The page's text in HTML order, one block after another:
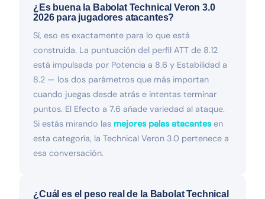
¿Es buena la Babolat Technical Veron 3.0
2026 para jugadores atacantes?
Sí, eso es exactamente para lo que está
construida. La puntuación del perfil ATT de 8.12
está impulsada por Potencia a 8.6 y Estabilidad a
8.2 — los dos parámetros que más importan
cuando juegas desde atrás e intentas terminar
puntos. El Efecto a 7.6 añade variedad al ataque.
Si estás mirando las mejores palas atacantesen
esta categoría, la Technical Veron 3.0 pertenece a
esa conversación.
¿Cuál es el peso real de la Babolat Technical